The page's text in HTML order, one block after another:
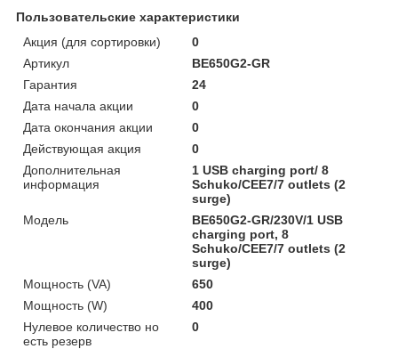
Пользовательские характеристики
Акция (для сортировки)
0
Артикул
BE650G2-GR
Гарантия
24
Дата начала акции
0
Дата окончания акции
0
Действующая акция
0
Дополнительная
информация
1 USB charging port/ 8
Schuko/CEE7/7 outlets (2
surge)
Модель
BE650G2-GR/230V/1 USB
charging port, 8
Schuko/CEE7/7 outlets (2
surge)
Мощность (VA)
650
Мощность (W)
400
Нулевое количество но
есть резерв
0